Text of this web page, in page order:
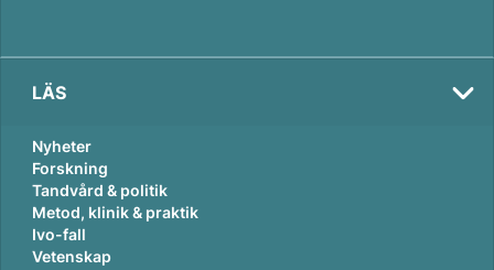
LÄS
Nyheter
Forskning
Tandvård & politik
Metod, klinik & praktik
Ivo-fall
Vetenskap